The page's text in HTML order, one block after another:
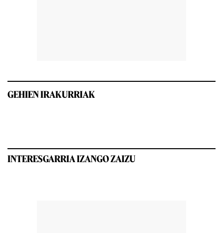
GEHIEN IRAKURRIAK
INTERESGARRIA IZANGO ZAIZU